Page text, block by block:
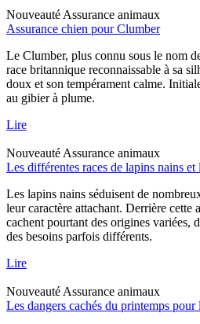
Nouveauté Assurance animaux
Assurance chien pour Clumber
Le Clumber, plus connu sous le nom
race britannique reconnaissable à sa
doux et son tempérament calme.
au gibier à plume.
Lire
Nouveauté Assurance animaux
Les différentes races de lapins nains
Les lapins nains séduisent de
leur caractère attachant. Derrière cette
cachent pourtant des origines variées,
des besoins parfois différents.
Lire
Nouveauté Assurance animaux
Les dangers cachés du printemps